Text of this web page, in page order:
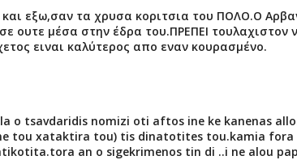
εξω,σαν τα χρυσα κοριτσια του ΠΟΛΟ.Ο
ουτε μέσα στην έδρα του.ΠΡΕΠΕΙ τουλαχιστον
ειναι καλύτερος απο εναν κουρασμένο.
o tsavdaridis nomizi oti aftos ine ke kanenas
tou xataktira tou) tis dinatotites tou.kamia fora
an o sigekrimenos tin di ..i ne alou